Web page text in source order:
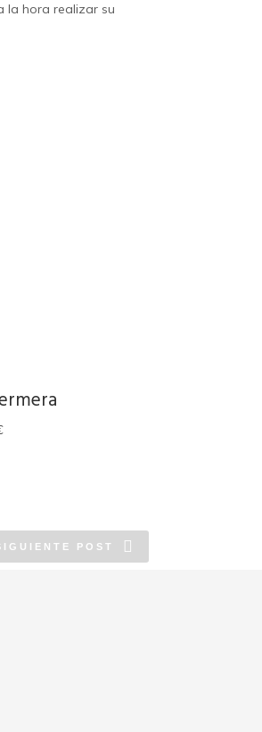
la hora realizar su
POST